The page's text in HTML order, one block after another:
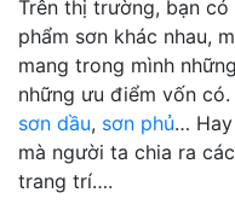
Trên thị trường, bạn
phẩm sơn khác nhau,
mang trong mình
những ưu điểm vốn
sơn dầu, sơn phủ…
mà người ta chia ra
trang trí….